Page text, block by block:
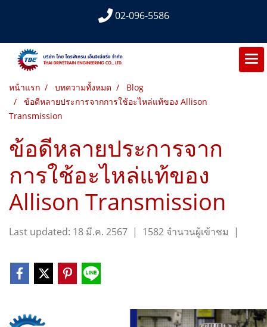
02-096-5586
หน้าแรก บทความทั้งหมด
Blog
ข้อดีหลายประการจากการใช้อะไหล่แท้ของ Allison
Transmission
ข้อดีหลายประการจาก
การใช้อะไหล่แท้ของ
Allison Transmission
Last updated: 18 มี.ค. 2567 | 1582 จำนวนผู้เข้าชม |